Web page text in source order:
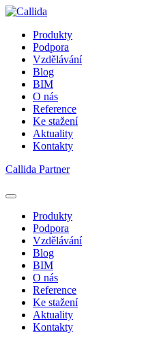
Produkty
Podpora
Vzdělávání
Blog
BIM
O nás
Reference
Ke stažení
Aktuality
Kontakty
Callida Partner
Produkty
Podpora
Vzdělávání
Blog
BIM
O nás
Reference
Ke stažení
Aktuality
Kontakty